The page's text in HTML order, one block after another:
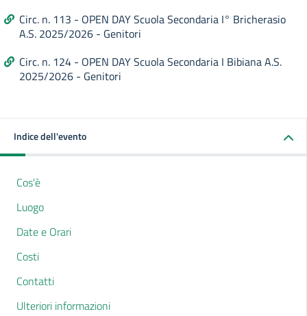
Circ. n. 113 - OPEN DAY Scuola Secondaria I° Bricherasio
A.S. 2025/2026 - Genitori
Circ. n. 124 - OPEN DAY Scuola Secondaria I Bibiana A.S.
2025/2026 - Genitori
Indice dell'evento
Cos'è
Luogo
Date e Orari
Costi
Contatti
Ulteriori informazioni